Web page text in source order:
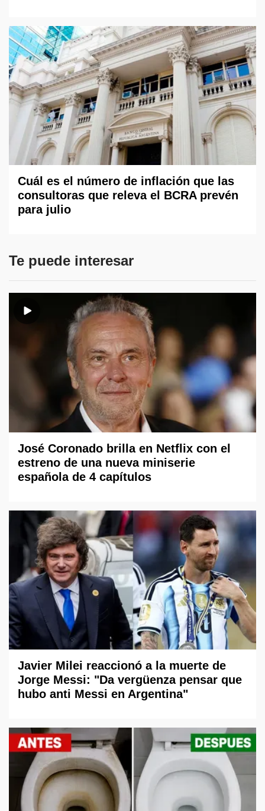
Cuál es el número de inflación que las
consultoras que releva el BCRA prevén
para julio
Te puede interesar
José Coronado brilla en Netflix con el
estreno de una nueva miniserie
española de 4 capítulos
Javier Milei reaccionó a la muerte de
Jorge Messi: "Da vergüenza pensar que
hubo anti Messi en Argentina"